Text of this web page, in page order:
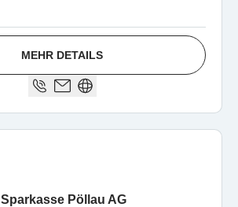
MEHR DETAILS
Sparkasse Pöllau AG